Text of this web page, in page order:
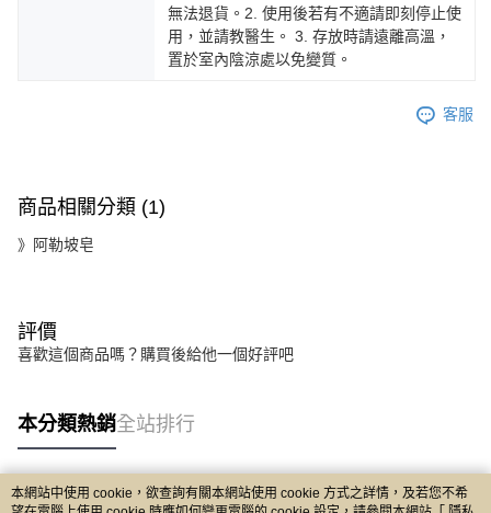
無法退貨。2. 使用後若有不適請即刻停止使
用，並請教醫生。 3. 存放時請遠離高溫，
置於室內陰涼處以免變質。
客服
商品相關分類 (1)
》阿勒坡皂
評價
喜歡這個商品嗎？購買後給他一個好評吧
本分類熱銷全站排行
本網站中使用 cookie，欲查詢有關本網站使用 cookie 方式之詳情，及若您不希